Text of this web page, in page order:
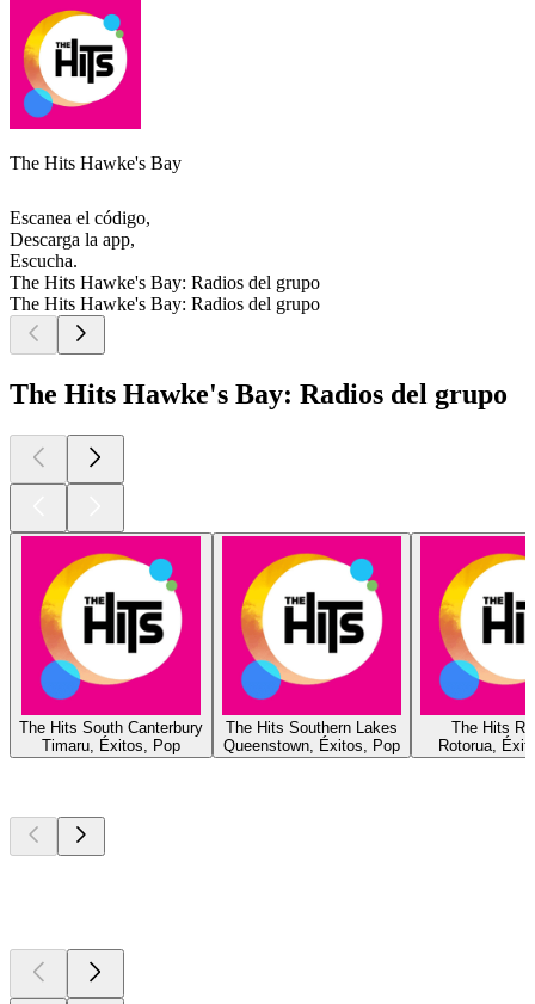
The Hits Hawke's Bay
Escanea el código,
Descarga la app,
Escucha.
The Hits Hawke's Bay: Radios del grupo
The Hits Hawke's Bay: Radios del grupo
The Hits Hawke's Bay: Radios del grupo
The Hits South Canterbury
Timaru, Éxitos, Pop
The Hits Southern Lakes
Queenstown, Éxitos, Pop
The Hits
Rotorua,